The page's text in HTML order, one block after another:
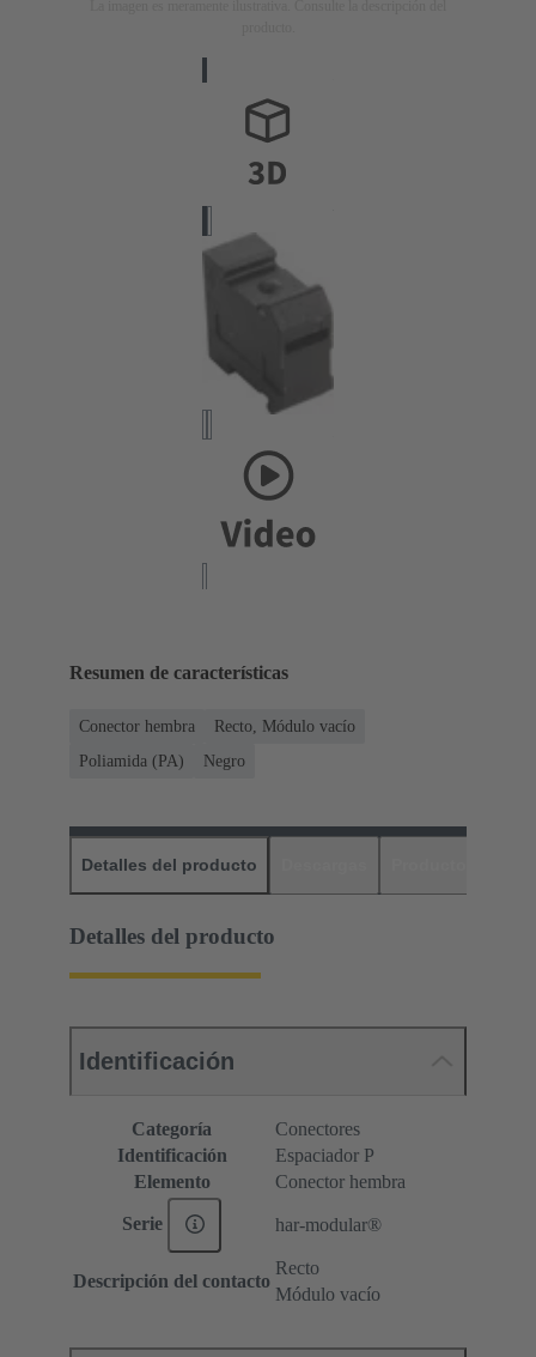
Resumen de características
Conector hembra
Recto, Módulo vacío
Poliamida (PA)
Negro
Detalles del producto
Detalles del producto
Identificación
Categoría
Conectores
Identificación
Espaciador P
Elemento
Conector hembra
Serie har-modular®
Descripción del contacto
Recto
Módulo vacío